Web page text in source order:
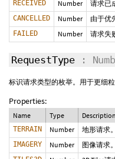
RECEIVED Number 请求已
CANCELLED Number 由于优
FAILED Number 请求失
RequestType :
标识请求类型的枚举。用于更细
Properties:
Name Type Description
TERRAIN Number 地形请求。
IMAGERY Number 图像请求。